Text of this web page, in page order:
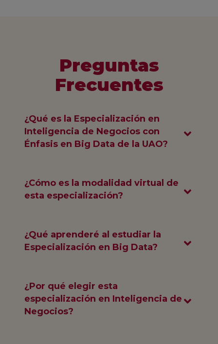
Preguntas
Frecuentes
¿Qué es la Especialización en
Inteligencia de Negocios con
Énfasis en Big Data de la UAO?
¿Cómo es la modalidad virtual de
esta especialización?
¿Qué aprenderé al estudiar la
Especialización en Big Data?
¿Por qué elegir esta
especialización en Inteligencia de
Negocios?